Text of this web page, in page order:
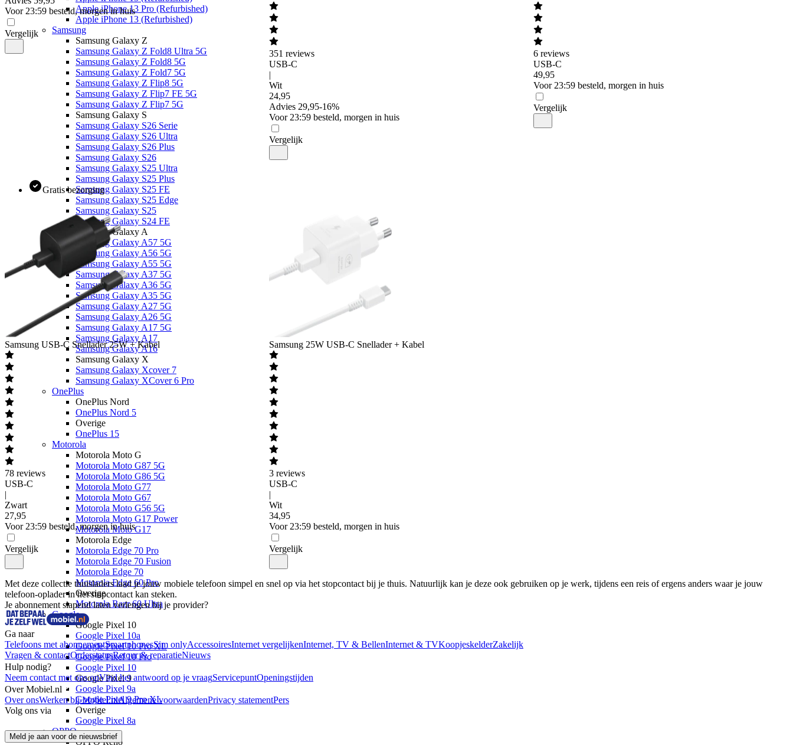
Apple iPhone 13 Pro (Refurbished)
Apple iPhone 13 (Refurbished)
Samsung
Samsung Galaxy Z
Samsung Galaxy Z Fold8 Ultra 5G
Samsung Galaxy Z Fold8 5G
Samsung Galaxy Z Fold7 5G
Samsung Galaxy Z Flip8 5G
Samsung Galaxy Z Flip7 FE 5G
Samsung Galaxy Z Flip7 5G
Samsung Galaxy S
Samsung Galaxy S26 Serie
Samsung Galaxy S26 Ultra
Samsung Galaxy S26 Plus
Samsung Galaxy S26
Samsung Galaxy S25 Ultra
Samsung Galaxy S25 Plus
Samsung Galaxy S25 FE
Samsung Galaxy S25 Edge
Samsung Galaxy S25
Samsung Galaxy S24 FE
Samsung Galaxy A
Samsung Galaxy A57 5G
Samsung Galaxy A56 5G
Samsung Galaxy A55 5G
Samsung Galaxy A37 5G
Samsung Galaxy A36 5G
Samsung Galaxy A35 5G
Samsung Galaxy A27 5G
Samsung Galaxy A26 5G
Samsung Galaxy A17 5G
Samsung Galaxy A17
Samsung Galaxy A16
Samsung Galaxy X
Samsung Galaxy Xcover 7
Samsung Galaxy XCover 6 Pro
OnePlus
OnePlus Nord
OnePlus Nord 5
Overige
OnePlus 15
Motorola
Motorola Moto G
Motorola Moto G87 5G
Motorola Moto G86 5G
Motorola Moto G77
Motorola Moto G67
Motorola Moto G56 5G
Motorola Moto G17 Power
Motorola Moto G17
Motorola Edge
Motorola Edge 70 Pro
Motorola Edge 70 Fusion
Motorola Edge 70
Motorola Edge 60 Pro
Overige
Motorola Razr 60 Ultra
Google
Google Pixel 10
Google Pixel 10a
Google Pixel 10 Pro XL
Google Pixel 10 Pro
Google Pixel 10
Google Pixel 9
Google Pixel 9a
Google Pixel 9 Pro XL
Overige
Google Pixel 8a
OPPO
OPPO Reno
Voor 23:59 besteld, morgen in huis
Vergelijk
351 reviews
USB-C
|
Wit
24,95
Advies 29,95-16%
Voor 23:59 besteld, morgen in huis
Vergelijk
6 reviews
USB-C
49,95
Voor 23:59 besteld, morgen in huis
Vergelijk
Gratis bezorging
Samsung USB-C Snellader 25W + Kabel
78 reviews
USB-C
|
Zwart
27,95
Voor 23:59 besteld, morgen in huis
Vergelijk
Samsung 25W USB-C Snellader + Kabel
3 reviews
USB-C
|
Wit
34,95
Voor 23:59 besteld, morgen in huis
Vergelijk
Met deze collectie thuisladers laad je jouw mobiele telefoon simpel en snel op via het stopcontact bij je thuis. Natuurlijk kan je deze ook gebruiken op je werk, tijdens een reis of ergens anders waar je jouw
telefoon-oplader in het stopcontact kan steken.
Je abonnement slapend laten verlengen bij je provider?
Ga naar
Telefoons met abonnementSmartphonesSim onlyAccessoiresInternet vergelijkenInternet, TV & BellenInternet & TVKoopjeskelderZakelijk
Vragen & contactOrderstatusRetour & reparatieNieuws
Hulp nodig?
Neem contact met ons opVind het antwoord op je vraagServicepuntOpeningstijden
Over Mobiel.nl
Over onsWerken bij Mobiel.nlAlgemene voorwaardenPrivacy statementPers
Volg ons via
Meld je aan voor de nieuwsbrief